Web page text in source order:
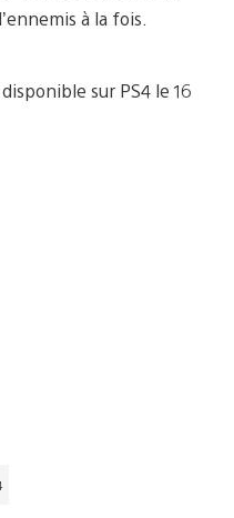
à la fois.
sur PS4 le 16